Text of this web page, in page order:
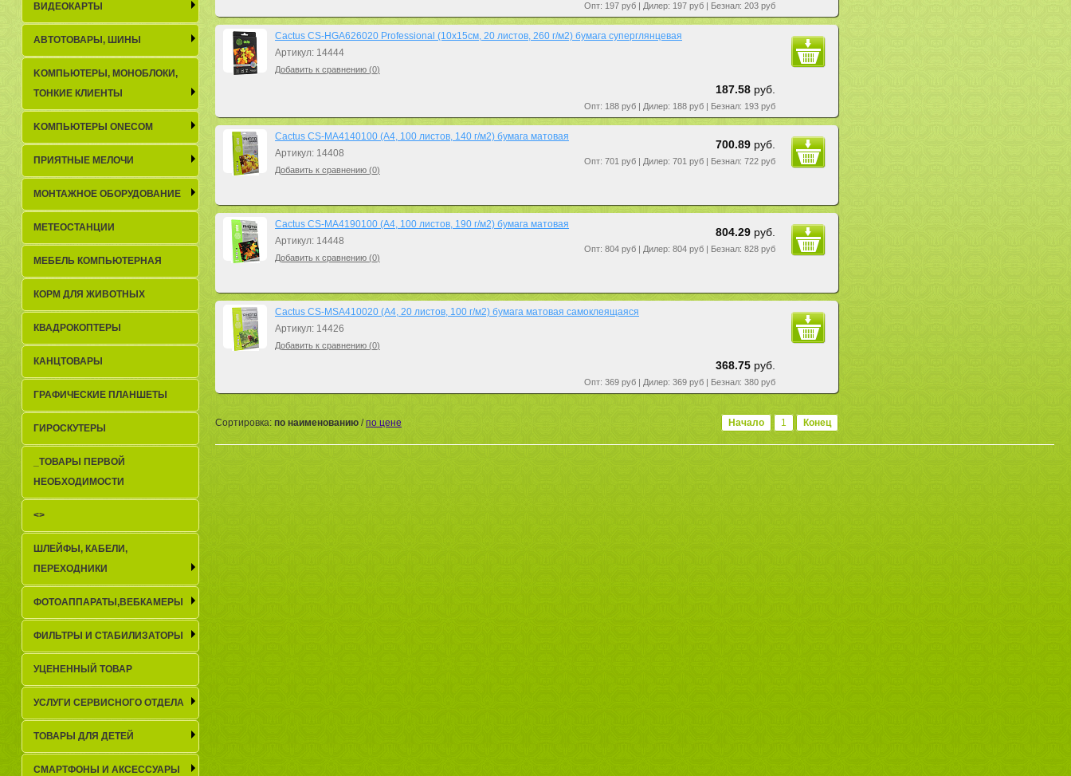
Опт: 197 руб | Дилер: 197 руб | Безнал: 203 руб
Cactus CS-HGA626020 Professional (10x15см, 20 листов, 260 г/м2) бумага суперглянцевая
Артикул: 14444
Добавить к сравнению (0)
187.58 руб.
Опт: 188 руб | Дилер: 188 руб | Безнал: 193 руб
Cactus CS-MA4140100 (A4, 100 листов, 140 г/м2) бумага матовая
Артикул: 14408
Добавить к сравнению (0)
700.89 руб.
Опт: 701 руб | Дилер: 701 руб | Безнал: 722 руб
Cactus CS-MA4190100 (A4, 100 листов, 190 г/м2) бумага матовая
Артикул: 14448
Добавить к сравнению (0)
804.29 руб.
Опт: 804 руб | Дилер: 804 руб | Безнал: 828 руб
Cactus CS-MSA410020 (A4, 20 листов, 100 г/м2) бумага матовая самоклеящаяся
Артикул: 14426
Добавить к сравнению (0)
368.75 руб.
Опт: 369 руб | Дилер: 369 руб | Безнал: 380 руб
Начало 1 Конец
Сортировка: по наименованию /по цене
ВИДЕОКАРТЫ
АВТОТОВАРЫ, ШИНЫ
KОМПЬЮТЕРЫ, МОНОБЛОКИ,
ТОНКИЕ КЛИЕНТЫ
KОМПЬЮТЕРЫ ONECOM
ПРИЯТНЫЕ МЕЛОЧИ
МОНТАЖНОЕ ОБОРУДОВАНИЕ
МЕТЕОСТАНЦИИ
МЕБЕЛЬ КОМПЬЮТЕРНАЯ
КОРМ ДЛЯ ЖИВОТНЫХ
КВАДРОКОПТЕРЫ
КАНЦТОВАРЫ
ГРАФИЧЕСКИЕ ПЛАНШЕТЫ
ГИРОСКУТЕРЫ
_TОВАРЫ ПЕРВОЙ
НЕОБХОДИМОСТИ
<>
ШЛЕЙФЫ, КАБЕЛИ,
ПЕРЕХОДНИКИ
ФОТОАППАРАТЫ,ВЕБКАМЕРЫ
ФИЛЬТРЫ И СТАБИЛИЗАТОРЫ
УЦЕНЕННЫЙ ТОВАР
УСЛУГИ СЕРВИСНОГО ОТДЕЛА
ТОВАРЫ ДЛЯ ДЕТЕЙ
СМАРТФОНЫ И АКСЕССУАРЫ